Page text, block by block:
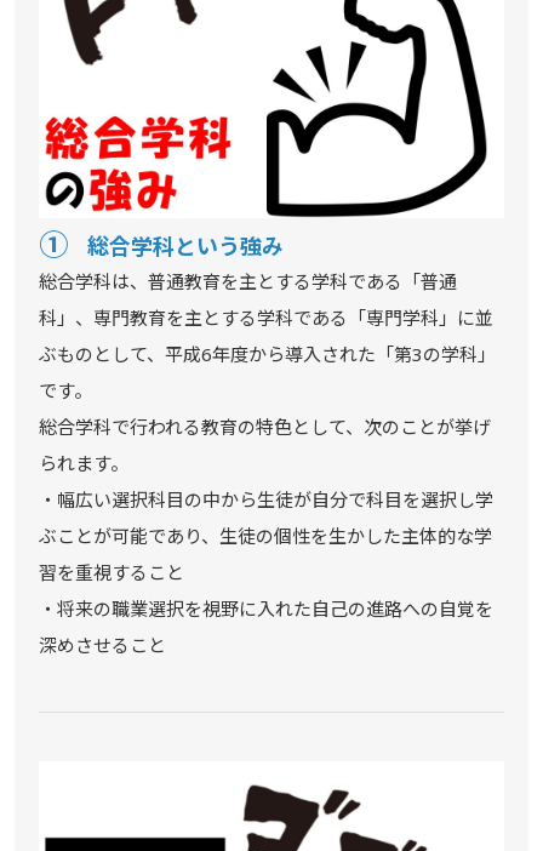
① 総合学科という強み
総合学科は、普通教育を主とする学科である「普通
科」、専門教育を主とする学科である「専門学科」に並
ぶものとして、平成6年度から導入された「第3の学科」
です。
総合学科で行われる教育の特色として、次のことが挙げ
られます。
・幅広い選択科目の中から生徒が自分で科目を選択し学
ぶことが可能であり、生徒の個性を生かした主体的な学
習を重視すること
・将来の職業選択を視野に入れた自己の進路への自覚を
深めさせること